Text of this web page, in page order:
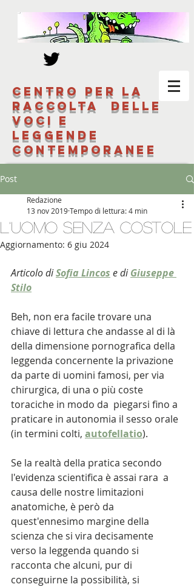
Centro per la
raccolta delle
voci e
leggende
contemporanee
Post
L'uomo senza costole
Redazione
13 nov 2019Tempo di lettura: 4 min
Aggiornamento: 6 giu 2024
Articolo di Sofia Lincos e di Giuseppe
Stilo
Beh, non era facile trovare una
chiave di lettura che andasse al di là
della dimensione pornografica della
leggenda concernente la privazione
da parte di uomini famosi, per via
chirurgica, di una o più coste
toraciche in modo da  piegarsi fino a
praticare in autonomia il sesso orale
(in termini colti, autofellatio).
Se la realtà della pratica secondo
l'evidenza scientifica è assai rara  a
causa delle nostre limitazioni
anatomiche, è però da
quest'ennesimo margine della
scienza che si vira decisamente
verso la leggenda quando si
racconta che alcuni, pur di
conseguirne la possibilità, si